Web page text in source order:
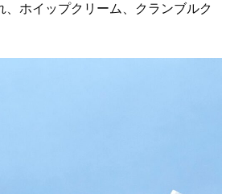
、ホイップクリーム、クランブルク